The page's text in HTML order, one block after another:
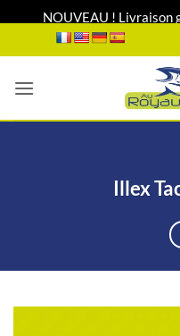
NOUVEAU ! Livraison
transporteur
au
contenu
Illex